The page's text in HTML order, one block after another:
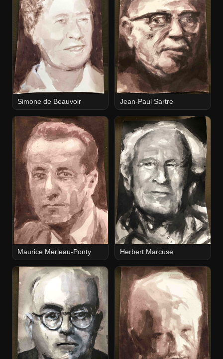
Simone de Beauvoir Jean-Paul Sartre
Maurice Merleau-Ponty Herbert Marcuse